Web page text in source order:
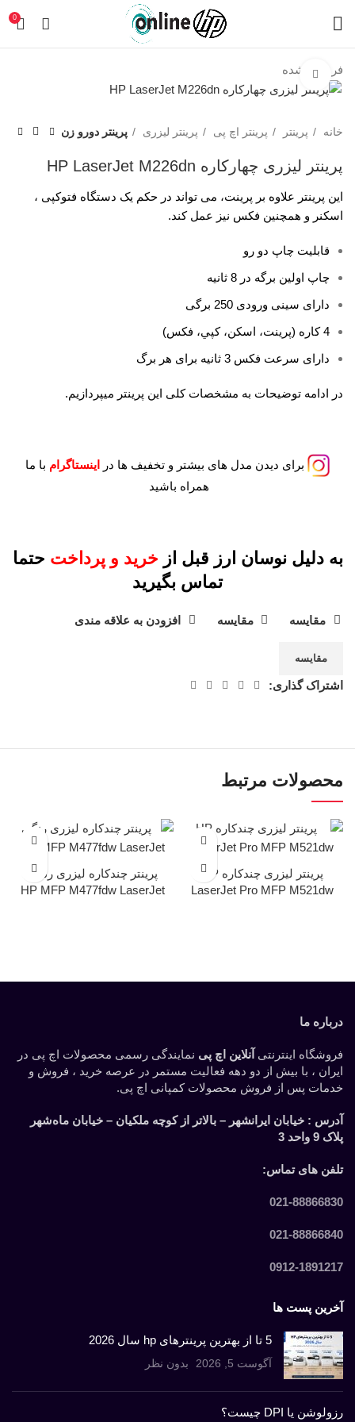
0
فروخته شدهبرای بزرگنمایی کلیک کنید
خانه پرینتر پرینتر اچ پی پرینتر لیزری پرینتر دورو زن
پرینتر لیزری چهارکاره HP LaserJet M226dn
این پرینتر علاوه بر پرینت، می تواند در حکم یک دستگاه فتوکپی ،
اسکنر و همچنین فکس نیز عمل کند.
قابلیت چاپ دو رو
چاپ اولین برگه در 8 ثانیه
دارای سینی ورودی 250 برگی
4 کاره (پرينت، اسکن، کپي، فکس)
دارای سرعت فکس 3 ثانیه برای هر برگ
در ادامه توضیحات به مشخصات کلی این پرینتر میپردازیم.
برای دیدن مدل های بیشتر و تخفیف ها در اینستاگرام با ما
همراه باشید
به دلیل نوسان ارز قبل از خرید و پرداخت حتما
تماس بگیرید
مقايسه مقایسه افزودن به علاقه مندی
مقایسه
اشتراک گذاری:
محصولات مرتبط
پرینتر لیزری چندکاره HP
LaserJet Pro MFP M521dw
پرینتر چندکاره لیزری رنگی
HP MFP M477fdw LaserJet
درباره ما
فروشگاه اینترنتی آنلاین اچ پی نمایندگی رسمی محصولات اچ پی در
ایران ، با بیش از دو دهه فعالیت مستمر در عرصه خرید ، فروش و
خدمات پس از فروش محصولات کمپانی اچ پی.
آدرس : خیابان ایرانشهر – بالاتر از کوچه ملکیان – خیابان ماه‌شهر
پلاک 9 واحد 3
تلفن های تماس:
021-88866830
021-88866840
0912-1891217
آخرین پست ها
5 تا از بهترین پرینترهای hp سال 2026
آگوست 5, 2026 بدون نظر
رزولوشن یا DPI چیست؟